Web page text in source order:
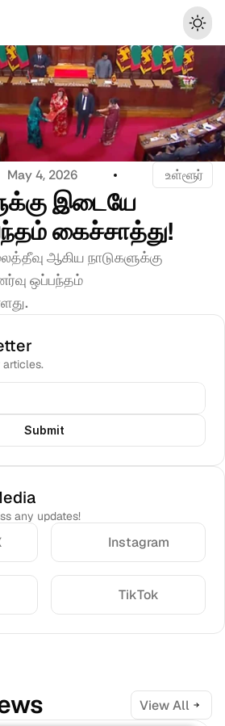
May 4, 2026 உள்ளூர்
இடையே
கைச்சாத்து!
ஆகிய நாடுகளுக்கு
ஒப்பந்தம்
articles.
Submit
any updates!
Instagram
TikTok
View All